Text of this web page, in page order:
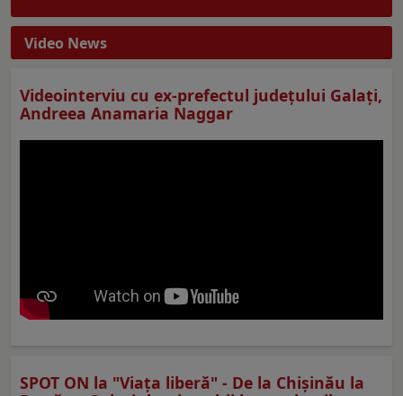
Video News
Videointerviu cu ex-prefectul judeţului Galaţi,
Andreea Anamaria Naggar
SPOT ON la "Viaţa liberă" - De la Chișinău la